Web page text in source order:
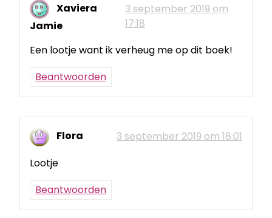
Xaviera
Jamie
3 september 2019 om
17:18
Een lootje want ik verheug me op dit boek!
Beantwoorden
Flora
3 september 2019 om 18:01
Lootje
Beantwoorden